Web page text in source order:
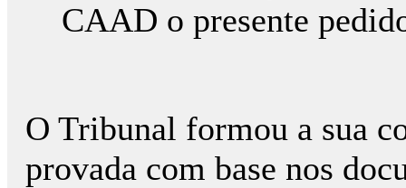
CAAD o presente
O Tribunal formou a sua
provada com base nos